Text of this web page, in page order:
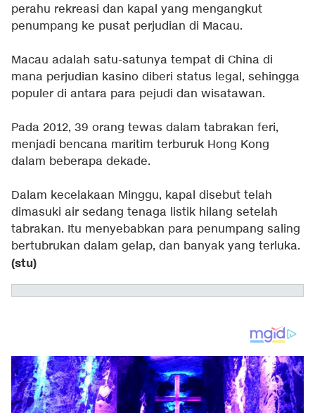
perahu rekreasi dan kapal yang mengangkut
penumpang ke pusat perjudian di Macau.
Macau adalah satu-satunya tempat di China di
mana perjudian kasino diberi status legal, sehingga
populer di antara para pejudi dan wisatawan.
Pada 2012, 39 orang tewas dalam tabrakan feri,
menjadi bencana maritim terburuk Hong Kong
dalam beberapa dekade.
Dalam kecelakaan Minggu, kapal disebut telah
dimasuki air sedang tenaga listik hilang setelah
tabrakan. Itu menyebabkan para penumpang saling
bertubrukan dalam gelap, dan banyak yang terluka.
(stu)